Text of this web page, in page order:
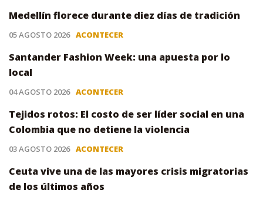
Medellín florece durante diez días de tradición
05 AGOSTO 2026 ACONTECER
Santander Fashion Week: una apuesta por lo
local
04 AGOSTO 2026 ACONTECER
Tejidos rotos: El costo de ser líder social en una
Colombia que no detiene la violencia
03 AGOSTO 2026 ACONTECER
Ceuta vive una de las mayores crisis migratorias
de los últimos años